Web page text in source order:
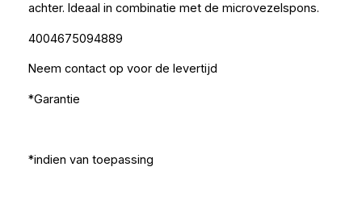
achter. Ideaal in combinatie met de microvezelspons.
4004675094889
Neem contact op voor de levertijd
*Garantie
*indien van toepassing